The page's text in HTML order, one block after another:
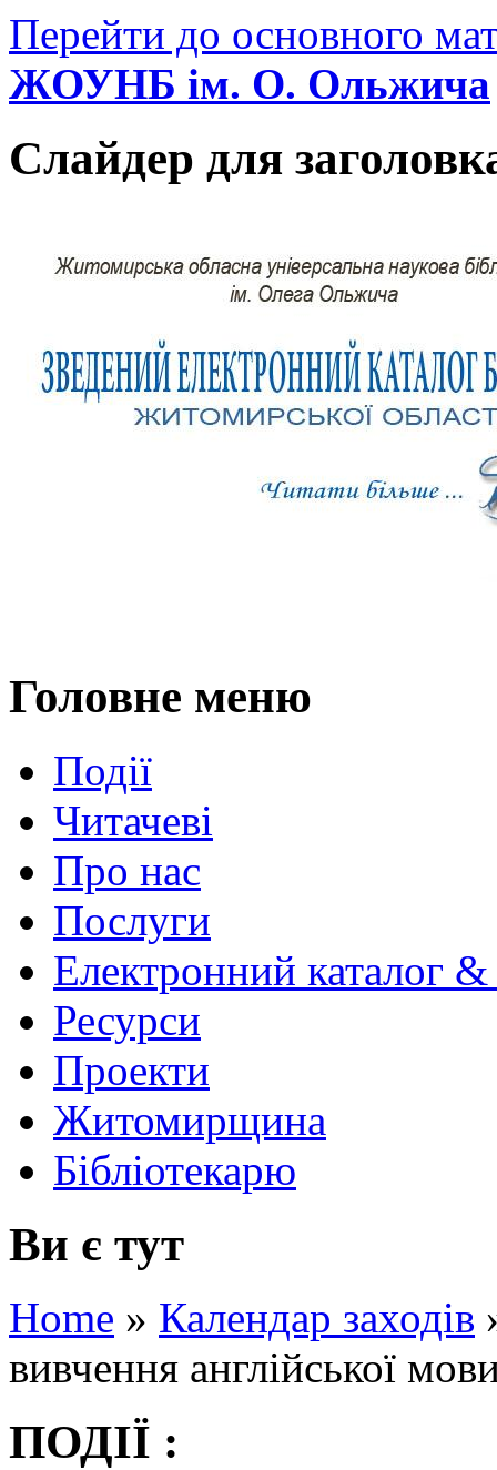
Перейти до основного
ЖОУНБ ім. О. Ольжича
Слайдер для
Головне меню
Події
Читачеві
Про нас
Послуги
Електронний каталог
Ресурси
Проекти
Житомирщина
Бібліотекарю
Ви є тут
Home » Календар заходів
вивчення англійської
ПОДІЇ :